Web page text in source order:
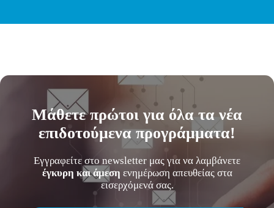
Μάθετεπρώτοι για όλα τα νέα
επιδοτούμενα προγράμματα!
Εγγραφείτε στο newsletter μας για να λαμβάνετε
έγκυρη και άμεση ενημέρωση απευθείας στα
εισερχόμενά σας.